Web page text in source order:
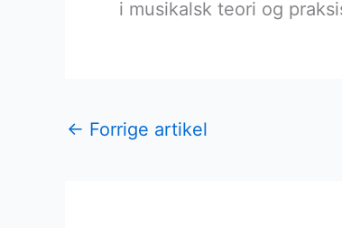
i musikalsk teori og
← Forrige artikel